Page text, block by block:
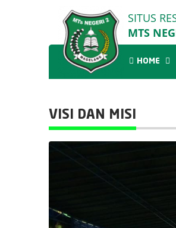
SITUS
MTS
HOME
VISI DAN MISI